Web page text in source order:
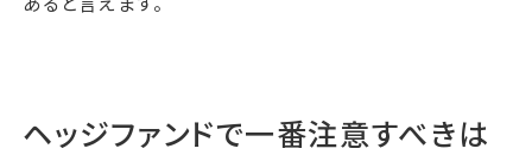
ヘッジファンドで一番注意すべきは